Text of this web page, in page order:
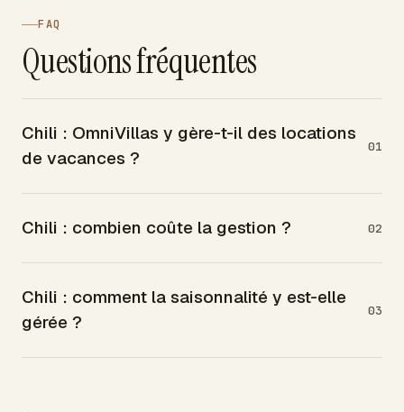
FAQ
Questions fréquentes
Chili : OmniVillas y gère-t-il des locations
de vacances ?
01
Chili : combien coûte la gestion ? 02
Chili : comment la saisonnalité y est-elle
gérée ?
03